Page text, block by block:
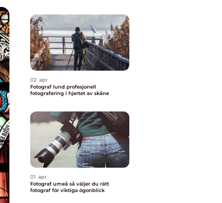
02. apr
Fotograf lund profesjonell
fotografering i hjertet av skåne
01. apr
Fotograf umeå så väljer du rätt
fotograf för viktiga ögonblick